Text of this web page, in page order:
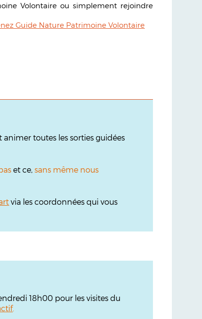
Volontaire ou simplement rejoindre
Guide Nature Patrimoine Volontaire
toutes les sorties guidées
et ce,sans même nous
via les coordonnées qui vous
18h00 pour les visites du
.